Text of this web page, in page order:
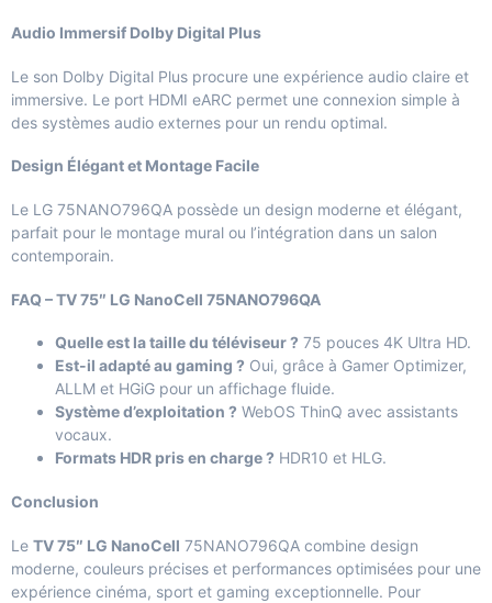
Audio Immersif Dolby Digital Plus
Le son Dolby Digital Plus procure une expérience audio claire et
immersive. Le port HDMI eARC permet une connexion simple à
des systèmes audio externes pour un rendu optimal.
Design Élégant et Montage Facile
Le LG 75NANO796QA possède un design moderne et élégant,
parfait pour le montage mural ou l’intégration dans un salon
contemporain.
FAQ – TV 75″ LG NanoCell 75NANO796QA
Quelle est la taille du téléviseur ? 75 pouces 4K Ultra HD.
Est-il adapté au gaming ? Oui, grâce à Gamer Optimizer,
ALLM et HGiG pour un affichage fluide.
Système d’exploitation ? WebOS ThinQ avec assistants
vocaux.
Formats HDR pris en charge ? HDR10 et HLG.
Conclusion
Le TV 75″ LG NanoCell 75NANO796QA combine design
moderne, couleurs précises et performances optimisées pour une
expérience cinéma, sport et gaming exceptionnelle. Pour